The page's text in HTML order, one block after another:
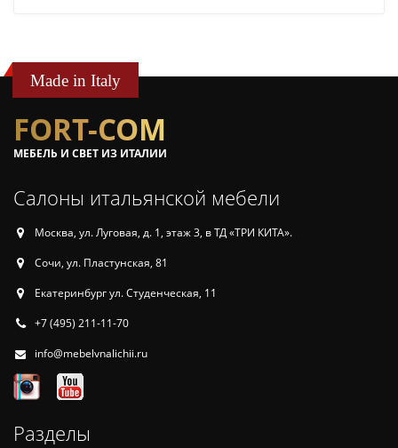
Made in Italy
FORT-COM
МЕБЕЛЬ И СВЕТ ИЗ ИТАЛИИ
Салоны итальянской мебели
Москва, ул. Луговая, д. 1, этаж 3, в ТД «ТРИ КИТА».
Сочи, ул. Пластунская, 81
Екатеринбург ул. Студенческая, 11
+7 (495) 211-11-70
info@mebelvnalichii.ru
Разделы